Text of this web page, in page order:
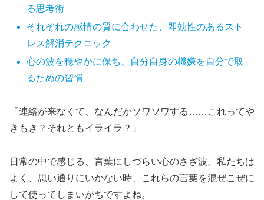
る思考術
それぞれの感情の質に合わせた、即効性のあるスト
レス解消テクニック
心の波を穏やかに保ち、自分自身の機嫌を自分で取
るための習慣
「連絡が来なくて、なんだかソワソワする……これってや
きもき？それともイライラ？」
日常の中で感じる、言葉にしづらい心のさざ波。私たちは
よく、思い通りにいかない時、これらの言葉を混ぜこぜに
して使ってしまいがちですよね。